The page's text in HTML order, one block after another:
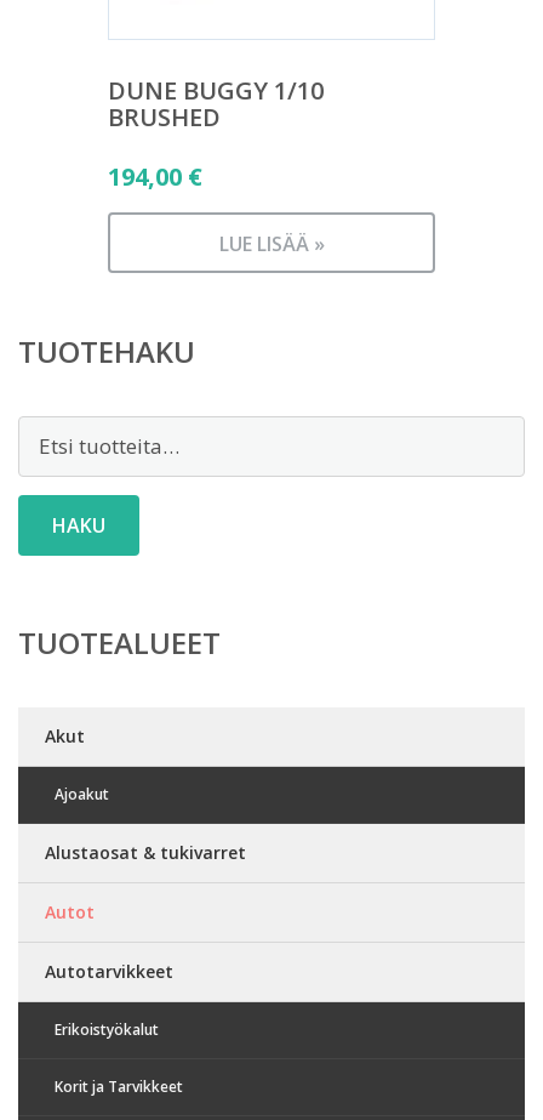
DUNE BUGGY 1/10
BRUSHED
194,00 €
LUE LISÄÄ »
TUOTEHAKU
Etsi:
HAKU
TUOTEALUEET
Akut
Ajoakut
Alustaosat & tukivarret
Autot
Autotarvikkeet
Erikoistyökalut
Korit ja Tarvikkeet